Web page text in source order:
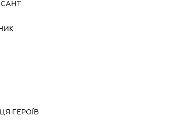
ГЕРОЇВ